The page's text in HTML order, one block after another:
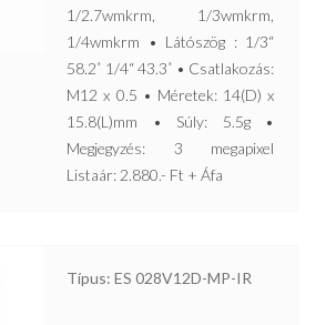
1/2.7wmkrm, 1/3wmkrm,
1/4wmkrm • Látószög : 1/3“
58.2˚ 1/4“ 43.3˚ • Csatlakozás:
M12 x 0.5 • Méretek: 14(D) x
15.8(L)mm • Súly: 5.5g •
Megjegyzés: 3 megapixel
Listaár: 2.880.- Ft + Áfa
Típus: ES 028V12D-MP-IR